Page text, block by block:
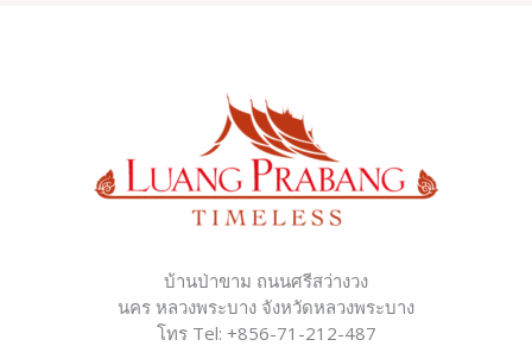
บ้านป่าขาม ถนนศรีสว่างวง
นคร หลวงพระบาง จังหวัดหลวงพระบาง
โทร Tel: +856-71-212-487